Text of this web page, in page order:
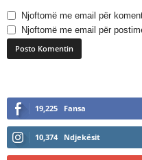
Njoftomë me email për
Njoftomë me email për
l
e
n
19,225 Fansa
10,374 Ndjekësit